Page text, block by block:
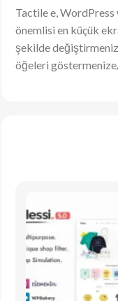
Tactile e, WordPress
önemlisi en küçük
şekilde
öğeleri